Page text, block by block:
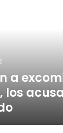
a
los